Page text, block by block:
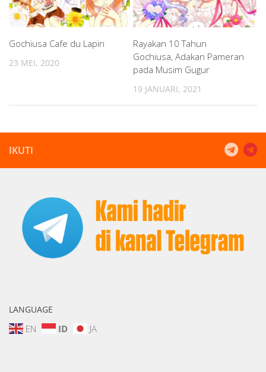
Gochiusa Cafe du Lapin
23 MEI, 2020
Rayakan 10 Tahun
Gochiusa, Adakan Pameran
pada Musim Gugur
19 JANUARI, 2021
IKUTI
LANGUAGE
EN ID JA